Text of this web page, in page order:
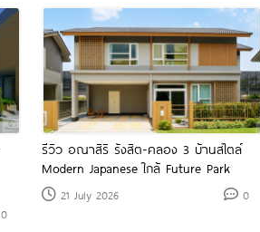
0
รีวิว อณาสิริ รังสิต-คลอง 3 บ้านสไตล์
Modern Japanese ใกล้ Future Park
21 July 2026 0